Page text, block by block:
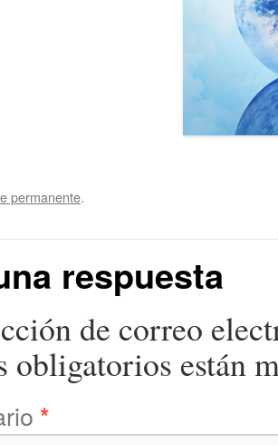
permanente.
respuesta
de correo
obligatorios están
*